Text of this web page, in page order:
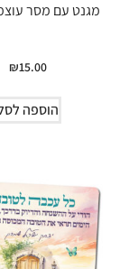
מגנט עם מסר
₪15.00
הוספה